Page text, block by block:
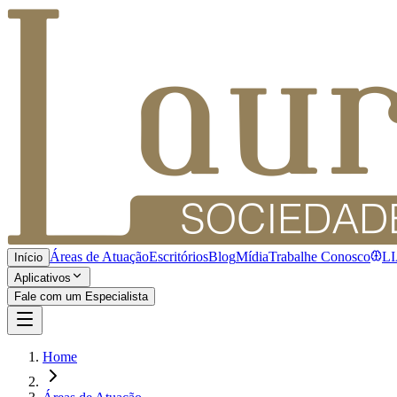
Início Áreas de AtuaçãoEscritóriosBlogMídiaTrabalhe Conosco
Aplicativos
Fale com um Especialista
Home